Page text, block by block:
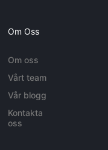
Om Oss
Om oss
Vårt team
Vår blogg
Kontakta
oss